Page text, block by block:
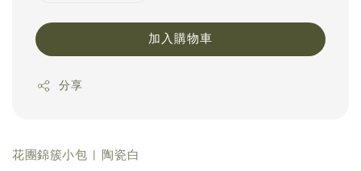
加入購物車
分享
花團錦簇小包 | 陶瓷白